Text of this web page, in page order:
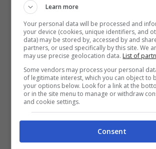
🇦🇷, parlo di Lucas Beltrán
secondo me è meglio di
Alvarez del City.
— Roberto Sosa
(@robertopampa9)
2023
Learn more
Your personal data will be processed and
your device (cookies, unique identifiers, and
data) may be stored by, accessed by and
partners, or used specifically by this site. We
may use precise geolocation data. List of
Some vendors may process your personal
of legitimate interest, which you can object to
your options below. Look for a link at the
or in the site menu to manage or withdraw
and cookie settings.
Consent